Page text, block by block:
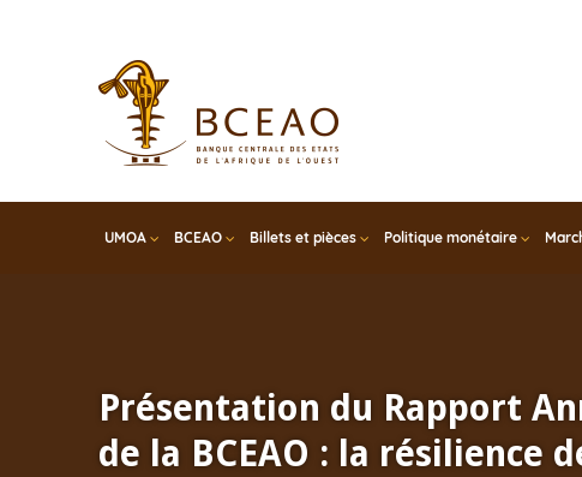
UMOA BCEAO Billets et pièces Politique monétaire
Présentation du Rapport
de la BCEAO : la résilience